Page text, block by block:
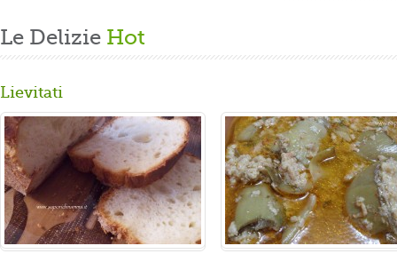
Le Delizie Hot
Lievitati